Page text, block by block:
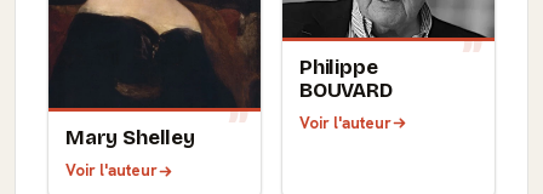
Mary Shelley
Voir l'auteur
Philippe
BOUVARD
Voir l'auteur